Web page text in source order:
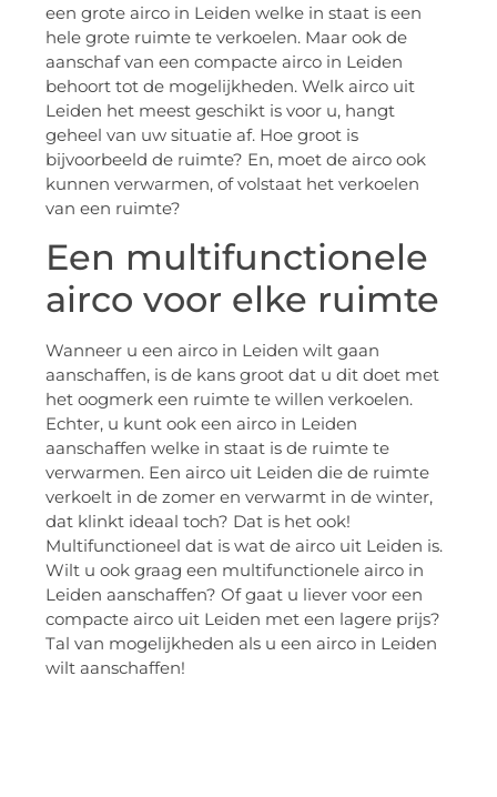
een grote airco in Leiden welke in staat is een
hele grote ruimte te verkoelen. Maar ook de
aanschaf van een compacte airco in Leiden
behoort tot de mogelijkheden. Welk airco uit
Leiden het meest geschikt is voor u, hangt
geheel van uw situatie af. Hoe groot is
bijvoorbeeld de ruimte? En, moet de airco ook
kunnen verwarmen, of volstaat het verkoelen
van een ruimte?
Een multifunctionele
airco voor elke ruimte
Wanneer u een airco in Leiden wilt gaan
aanschaffen, is de kans groot dat u dit doet met
het oogmerk een ruimte te willen verkoelen.
Echter, u kunt ook een airco in Leiden
aanschaffen welke in staat is de ruimte te
verwarmen. Een airco uit Leiden die de ruimte
verkoelt in de zomer en verwarmt in de winter,
dat klinkt ideaal toch? Dat is het ook!
Multifunctioneel dat is wat de airco uit Leiden is.
Wilt u ook graag een multifunctionele airco in
Leiden aanschaffen? Of gaat u liever voor een
compacte airco uit Leiden met een lagere prijs?
Tal van mogelijkheden als u een airco in Leiden
wilt aanschaffen!